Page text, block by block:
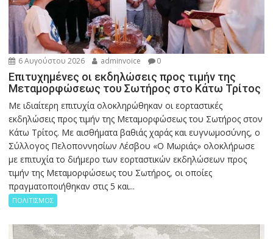
6 Αυγούστου 2026 adminvoice 0
Επιτυχημένες οι εκδηλώσεις προς τιμήν της
Μεταμορφώσεως του Σωτήρος στο Κάτω Τρίτος
Με ιδιαίτερη επιτυχία ολοκληρώθηκαν οι εορταστικές
εκδηλώσεις προς τιμήν της Μεταμορφώσεως του Σωτήρος στον
Κάτω Τρίτος. Με αισθήματα βαθιάς χαράς και ευγνωμοσύνης, ο
Σύλλογος Πελοποννησίων Λέσβου «Ο Μωριάς» ολοκλήρωσε
με επιτυχία το διήμερο των εορταστικών εκδηλώσεων προς
τιμήν της Μεταμορφώσεως του Σωτήρος, οι οποίες
πραγματοποιήθηκαν στις 5 και...
ΠΟΛΙΤΙΣΜΟΣ